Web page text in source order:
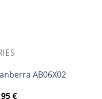
AB06X02
€Η